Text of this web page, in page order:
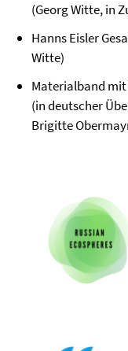
(Georg Witte, in
Hanns Eisler
Witte)
Materialband mit
(in deutscher
Brigitte